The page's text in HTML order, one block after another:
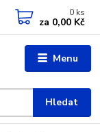
Menu
Hledat
0 ks
za 0,00 Kč